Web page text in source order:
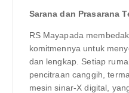
Sarana dan Prasarana
RS Mayapada
komitmennya untuk
dan lengkap. Setiap
pencitraan canggih,
mesin sinar-X digital,